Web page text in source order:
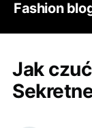
Fashion
Jak